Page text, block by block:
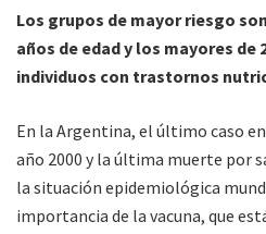
Los grupos de mayor riesgo
años de edad y los mayores
individuos con trastornos
En la Argentina, el último caso
año 2000 y la última muerte por
la situación epidemiológica
importancia de la vacuna, que